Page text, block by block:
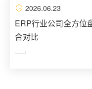
2026.06.23
ERP行业公司全方位
合对比